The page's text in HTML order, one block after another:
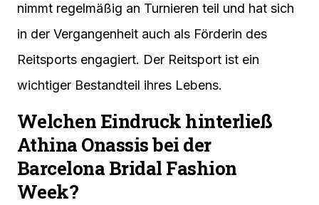
nimmt regelmäßig an Turnieren teil und hat sich
in der Vergangenheit auch als Förderin des
Reitsports engagiert. Der Reitsport ist ein
wichtiger Bestandteil ihres Lebens.
Welchen Eindruck hinterließ
Athina Onassis bei der
Barcelona Bridal Fashion
Week?